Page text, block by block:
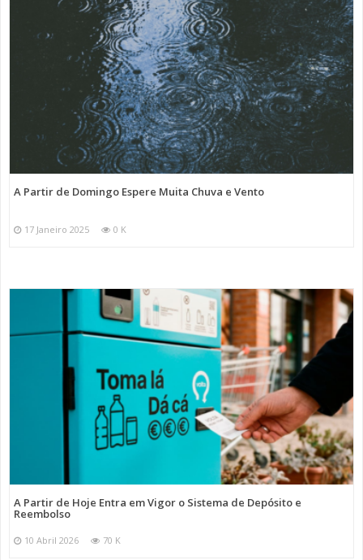
A Partir de Domingo Espere Muita Chuva e Vento
17 Janeiro 2025 0 K
A Partir de Hoje Entra em Vigor o Sistema de Depósito e
Reembolso
10 Abril 2026 70 K